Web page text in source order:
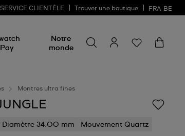
SERVICE CLIENTÈLE Trouver une boutique FRA BE
Pay
Notre
monde
un
produit
Montres ultra fines
Diamètre 34.00 mm Mouvement Quartz